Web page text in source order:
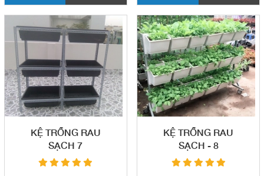
KỆ TRỒNG RAU
SẠCH 7
KỆ TRỒNG RAU
SẠCH - 8